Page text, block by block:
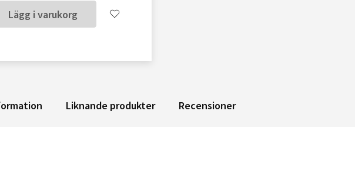
Lägg i varukorg
Liknande produkter Recensioner